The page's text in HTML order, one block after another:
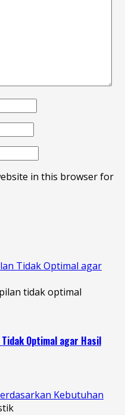
in this browser for
Tidak Optimal agar
Optimal agar Hasil
Kebutuhan